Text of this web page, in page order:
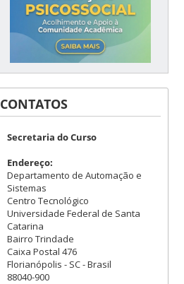
CONTATOS
Secretaria do Curso
Endereço:
Departamento de Automação e
Sistemas
Centro Tecnológico
Universidade Federal de Santa
Catarina
Bairro Trindade
Caixa Postal 476
Florianópolis - SC - Brasil
88040-900